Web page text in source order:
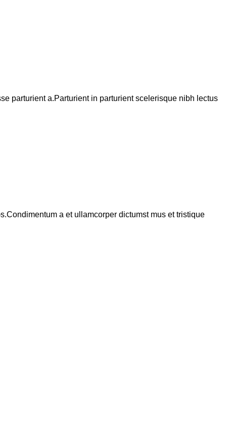
parturient a.Parturient in parturient scelerisque nibh lectus
a et ullamcorper dictumst mus et tristique